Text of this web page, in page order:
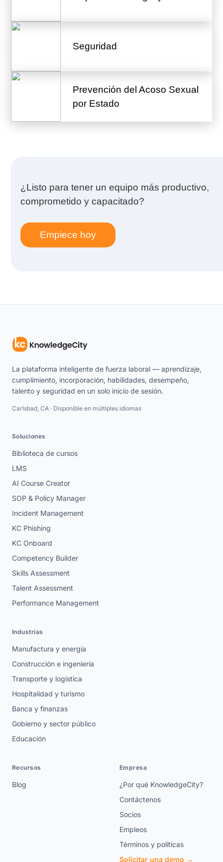
Seguridad
Prevención del Acoso Sexual
por Estado
¿Listo para tener un equipo más productivo,
comprometido y capacitado?
Empiece hoy
La plataforma inteligente de fuerza laboral — aprendizaje,
cumplimiento, incorporación, habilidades, desempeño,
talento y seguridad en un solo inicio de sesión.
Carlsbad, CA · Disponible en múltiples idiomas
Soluciones
Biblioteca de cursos
LMS
AI Course Creator
SOP & Policy Manager
Incident Management
KC Phishing
KC Onboard
Competency Builder
Skills Assessment
Talent Assessment
Performance Management
Industrias
Manufactura y energía
Construcción e ingeniería
Transporte y logística
Hospitalidad y turismo
Banca y finanzas
Gobierno y sector público
Educación
Recursos
Blog
Empresa
¿Por qué KnowledgeCity?
Contáctenos
Socios
Empleos
Términos y políticas
Solicitar una demo →